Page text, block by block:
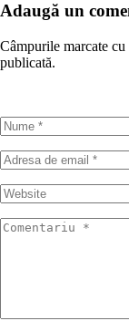
Adaugă un
Câmpurile marcate cu
publicată.